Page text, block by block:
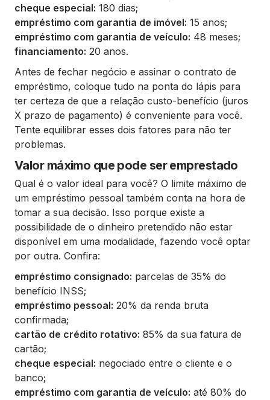
cheque especial: 180 dias;
empréstimo com garantia de imóvel: 15 anos;
empréstimo com garantia de veículo: 48 meses;
financiamento: 20 anos.
Antes de fechar negócio e assinar o contrato de
empréstimo, coloque tudo na ponta do lápis para
ter certeza de que a relação custo-benefício (juros
X prazo de pagamento) é conveniente para você.
Tente equilibrar esses dois fatores para não ter
problemas.
Valor máximo que pode ser emprestado
Qual é o valor ideal para você? O limite máximo de
um empréstimo pessoal também conta na hora de
tomar a sua decisão. Isso porque existe a
possibilidade de o dinheiro pretendido não estar
disponível em uma modalidade, fazendo você optar
por outra. Confira:
empréstimo consignado: parcelas de 35% do
benefício INSS;
empréstimo pessoal: 20% da renda bruta
confirmada;
cartão de crédito rotativo: 85% da sua fatura de
cartão;
cheque especial: negociado entre o cliente e o
banco;
empréstimo com garantia de veículo: até 80% do